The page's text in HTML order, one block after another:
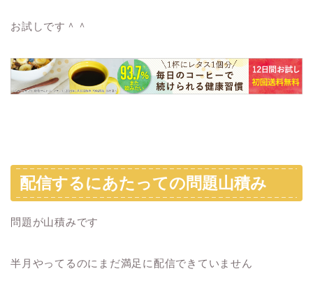
お試しです＾＾
配信するにあたっての問題山積み
問題が山積みです
半月やってるのにまだ満足に配信できていません